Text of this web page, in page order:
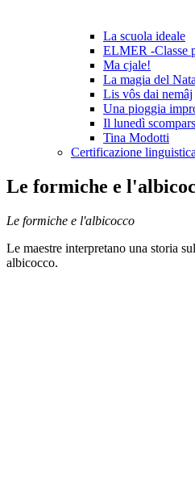
La scuola ideale
ELMER -Classe
Ma cjale!
La magia del
Lis vôs dai nemâj
Una pioggia
Il lunedì
Tina Modotti
Certificazione linguistica
Le formiche e
Le formiche e l'albicocco
Le maestre interpretano una storia
albicocco.